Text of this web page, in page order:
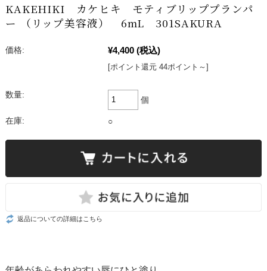
KAKEHIKI カケヒキ モティブリッププランパ
ー （リップ美容液） 6mL 301SAKURA
価格: ¥4,400 (税込)
[ポイント還元 44ポイント～]
数量:
個
在庫: ○
返品についての詳細はこちら